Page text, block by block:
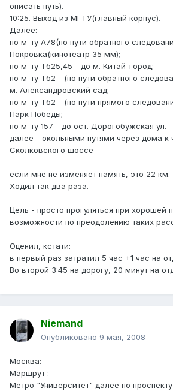
описать путь).
10:25. Выход из МГТУ(главный корпус).
Далее:
по м-ту А78(по пути обратного
Покровка(кинотеатр 35 мм);
по м-ту Тб25,45 - до м. Китай-город;
по м-ту Тб2 - (по пути обратного
м. Александровский сад;
по м-ту Тб2 - (по пути прямого
Парк Победы;
по м-ту 157 - до ост. Дорогобужская ул.
далее - окольными путями через дома к
Сколковского шоссе
если мне не изменяет память, это 22 км.
Ходил так два раза.
Цель - просто прогуляться при хорошей
возможности по преодолению таких
Оценил, кстати:
в первый раз затратил 5 час +1 час на
Во второй 3:45 на дорогу, 20 минут на
Niemand
Опубликовано 9 мая, 2008
Москва:
Маршрут :
Метро "Университет" далее по